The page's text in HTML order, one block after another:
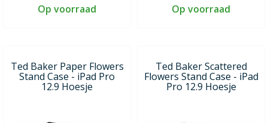
Op voorraad
Op voorraad
Ted Baker Paper Flowers
Stand Case - iPad Pro
12.9 Hoesje
Ted Baker Scattered
Flowers Stand Case - iPad
Pro 12.9 Hoesje